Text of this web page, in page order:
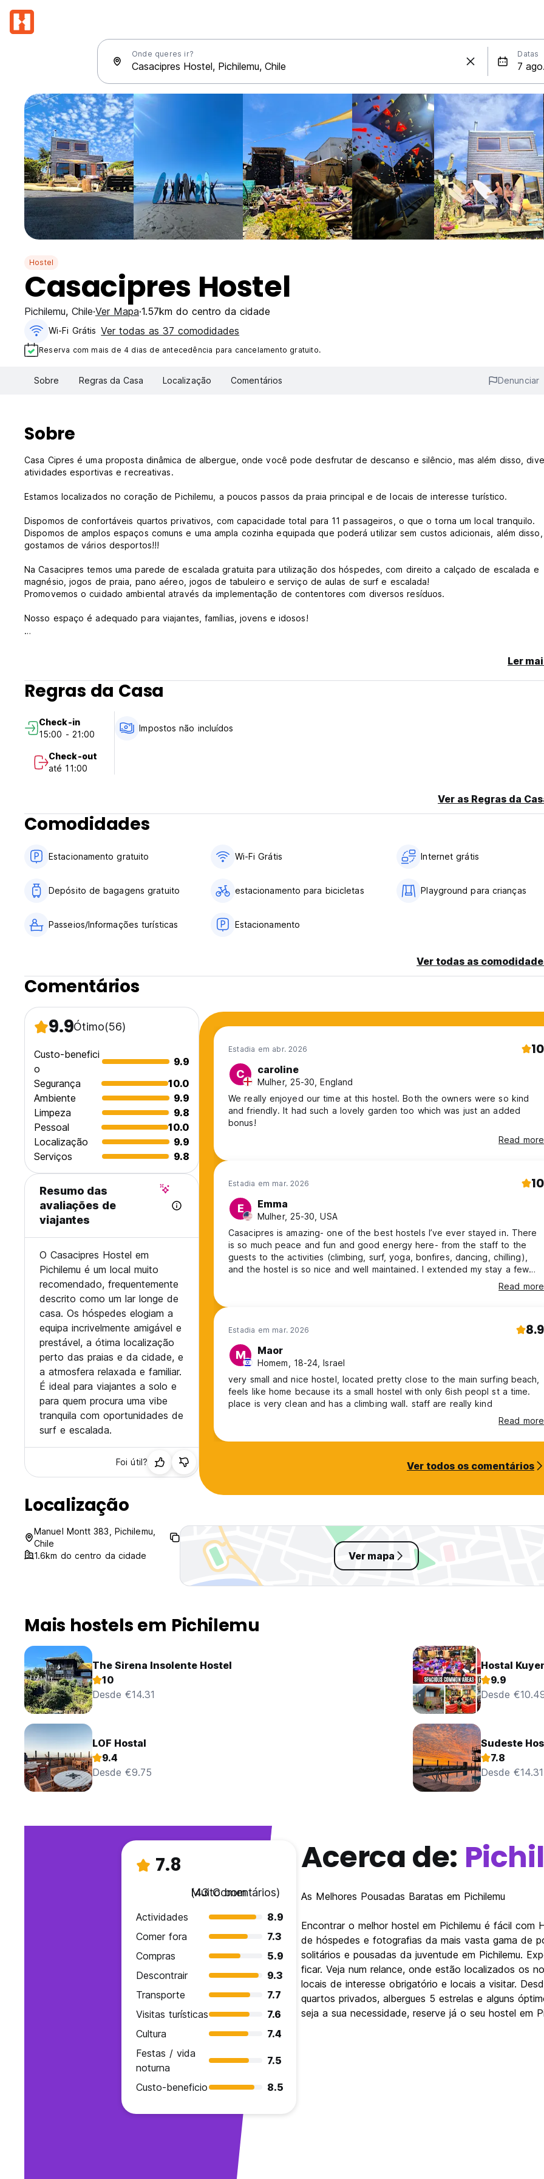
Onde queres ir? Datas
Hostel
Casacipres Hostel
Pichilemu, Chile Ver Mapa 1.57km do centro da cidade
Wi-Fi Grátis Ver todas as 37 comodidades
Reserva com mais de 4 dias de antecedência para cancelamento gratuito.
Sobre Regras da Casa Localização Comentários Denunciar
Sobre
Casa Cipres é uma proposta dinâmica de albergue, onde você pode desfrutar de descanso e silêncio, mas além disso,
atividades esportivas e recreativas.
Estamos localizados no coração de Pichilemu, a poucos passos da praia principal e de locais de interesse turístico.
Dispomos de confortáveis ​​quartos privativos, com capacidade total para 11 passageiros, o que o torna um local tranquilo.
Dispomos de amplos espaços comuns e uma ampla cozinha equipada que poderá utilizar sem custos adicionais, além disso,
gostamos de vários desportos!!!
Na Casacipres temos uma parede de escalada gratuita para utilização dos hóspedes, com direito a calçado de escalada e
magnésio, jogos de praia, pano aéreo, jogos de tabuleiro e serviço de aulas de surf e escalada!
Promovemos o cuidado ambiental através da implementação de contentores com diversos resíduos.
Nosso espaço é adequado para viajantes, famílias, jovens e idosos!
Política de cancelamento: 3 dias antes da chegada. Em caso de cancelamento tardio ou No Show, será cobrada a primeira
da sua estadia.
Check-in das 14h00 às 00h00
Pagamento na chegada em dinheiro
Impostos incluídos
Café da manhã não disponível
Não são permitidos animais (Auto-translated from original language)
Ler
Regras da Casa
Check-in
15:00 - 21:00
Check-out
até 11:00
Impostos não incluídos
Ver as Regras da
Comodidades
Estacionamento gratuito Wi-Fi Grátis Internet grátis
Depósito de bagagens gratuito estacionamento para bicicletas Playground para crianças
Passeios/Informações turísticas Estacionamento
Ver todas as
Comentários
9.9Ótimo(56)
Custo-benefici
o
9.9
Segurança
10.0
Ambiente
9.9
Limpeza
9.8
Pessoal
10.0
Localização
9.9
Serviços
9.8
Resumo das
avaliações de
viajantes
O Casacipres Hostel em
Pichilemu é um local muito
recomendado, frequentemente
descrito como um lar longe de
casa. Os hóspedes elogiam a
equipa incrivelmente amigável e
prestável, a ótima localização
perto das praias e da cidade, e
a atmosfera relaxada e familiar.
É ideal para viajantes a solo e
para quem procura uma vibe
tranquila com oportunidades de
surf e escalada.
Foi útil?
Estadia em abr. 2026 10
C caroline
Mulher, 25-30, England
We really enjoyed our time at this hostel. Both the owners were so kind
and friendly. It had such a lovely garden too which was just an added
bonus!
Read more
Estadia em mar. 2026 10
E Emma
Mulher, 25-30, USA
Casacipres is amazing- one of the best hostels I’ve ever stayed in. There
is so much peace and fun and good energy here- from the staff to the
guests to the activities (climbing, surf, yoga, bonfires, dancing, chilling),
and the hostel is so nice and well maintained. I extended my stay a few
times and can’t wait to go back. I had the best stay, thank you Casacipres!
Read more
Estadia em mar. 2026 8.9
M Maor
Homem, 18-24, Israel
very small and nice hostel, located pretty close to the main surfing beach,
feels like home because its a small hostel with only 6ish peopl st a time.
place is very clean and has a climbing wall. staff are really kind
Read more
Ver todos os comentários
Localização
Manuel Montt 383, Pichilemu,
Chile
1.6km do centro da cidade
Ver mapa
Mais hostels em Pichilemu
The Sirena Insolente Hostel
10
Desde €14.31
Hostal
9.9
Desde
LOF Hostal
9.4
Desde €9.75
Sudeste
7.8
Desde €14.31
7.8
Muito bom
(43 Comentários)
Actividades
8.9
Comer fora
7.3
Compras
5.9
Descontrair
9.3
Transporte
7.7
Visitas turísticas
7.6
Cultura
7.4
Festas / vida
noturna
7.5
Custo-beneficio 8.5
Acerca de:
As Melhores Pousadas Baratas em Pichilemu
Encontrar o melhor hostel em Pichilemu é fácil com
de hóspedes e fotografias da mais vasta gama de
solitários e pousadas da juventude em Pichilemu.
ficar. Veja num relance, onde estão localizados os
locais de interesse obrigatório e locais a visitar.
quartos privados, albergues 5 estrelas e alguns
seja a sua necessidade, reserve já o seu hostel em